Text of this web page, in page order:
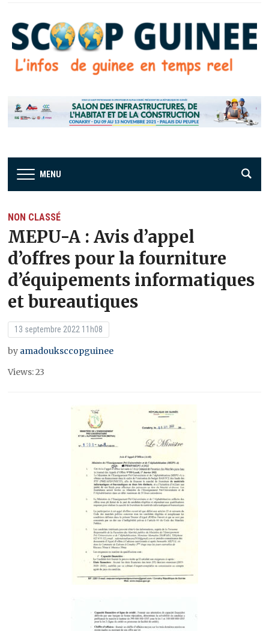
MENU
NON CLASSÉ
MEPU-A : Avis d’appel
d’offres pour la fourniture
d’équipements informatiques
et bureautiques
13 septembre 2022 11h08
by amadouksccopguinee
Views: 23